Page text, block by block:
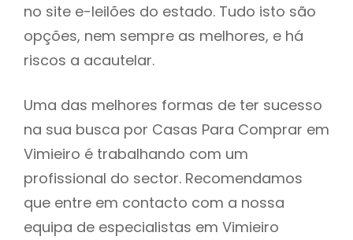
no site e-leilões do estado. Tudo isto são
opções, nem sempre as melhores, e há
riscos a acautelar.
Uma das melhores formas de ter sucesso
na sua busca por Casas Para Comprar em
Vimieiro é trabalhando com um
profissional do sector. Recomendamos
que entre em contacto com a nossa
equipa de especialistas em Vimieiro